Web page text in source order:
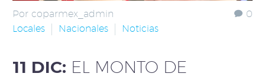
0
Por coparmex_admin
Locales
Nacionales Noticias
11 DIC: EL MONTO DE